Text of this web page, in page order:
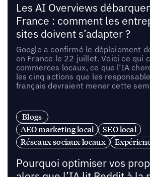
Les AI Overviews
France : comment les
sites doivent s’adapter ?
Google a confirmé le déploiement
en France le 22 juillet. Voici ce qui
commerces locaux, ce que l’IA
les cinq actions que les
français devraient mener cette
Blogs
AEO marketing local
SEO local
Réseaux sociaux locaux
Pourquoi optimiser vos